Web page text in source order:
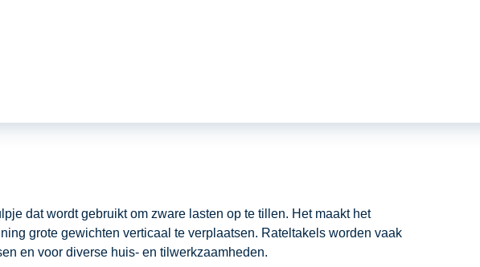
dat wordt gebruikt om zware lasten op te tillen. Het maakt het
grote gewichten verticaal te verplaatsen. Rateltakels worden vaak
en voor diverse huis- en tilwerkzaamheden.